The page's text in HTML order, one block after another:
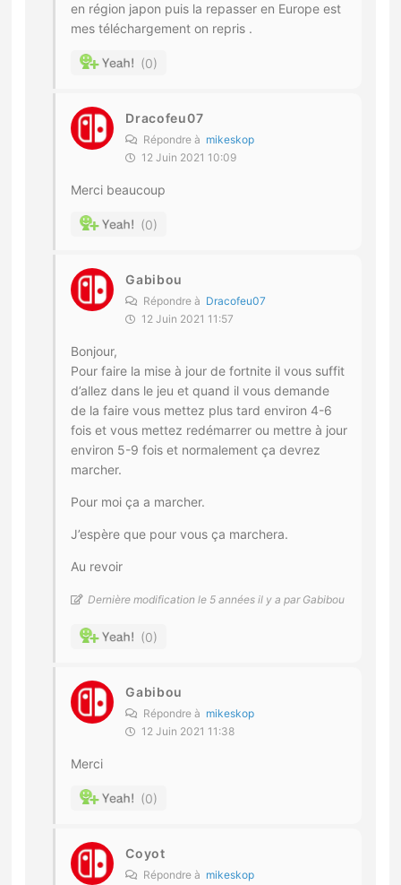
en région japon puis la repasser en Europe est
mes téléchargement on repris .
0
Dracofeu07
Répondre à mikeskop
12 Juin 2021 10:09
Merci beaucoup
0
Gabibou
Répondre à Dracofeu07
12 Juin 2021 11:57
Bonjour,
Pour faire la mise à jour de fortnite il vous suffit
d’allez dans le jeu et quand il vous demande
de la faire vous mettez plus tard environ 4-6
fois et vous mettez redémarrer ou mettre à jour
environ 5-9 fois et normalement ça devrez
marcher.
Pour moi ça a marcher.
J’espère que pour vous ça marchera.
Au revoir
Dernière modification le 5 années il y a par Gabibou
0
Gabibou
Répondre à mikeskop
12 Juin 2021 11:38
Merci
0
Coyot
Répondre à mikeskop